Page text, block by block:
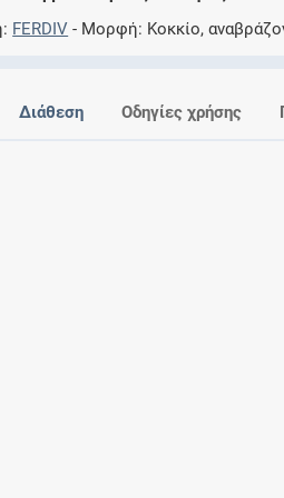
FERDIV Μορφή Κοκκίο,
Διάθεση Οδηγίες χρήσης